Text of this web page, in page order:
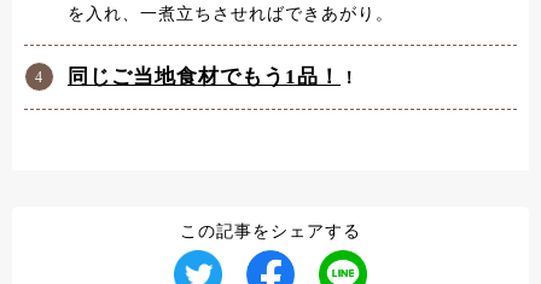
を入れ、一煮立ちさせればできあがり。
同じご当地食材でもう1品！ ！
この記事をシェアする